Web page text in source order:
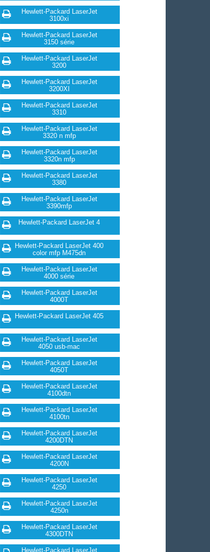
Hewlett-Packard LaserJet
3100xi
Hewlett-Packard LaserJet
3150 série
Hewlett-Packard LaserJet
3200
Hewlett-Packard LaserJet
3200XI
Hewlett-Packard LaserJet
3310
Hewlett-Packard LaserJet
3320 n mfp
Hewlett-Packard LaserJet
3320n mfp
Hewlett-Packard LaserJet
3380
Hewlett-Packard LaserJet
3390mfp
Hewlett-Packard LaserJet 4
Hewlett-Packard LaserJet 400
color mfp M475dn
Hewlett-Packard LaserJet
4000 série
Hewlett-Packard LaserJet
4000T
Hewlett-Packard LaserJet 405
Hewlett-Packard LaserJet
4050 usb-mac
Hewlett-Packard LaserJet
4050T
Hewlett-Packard LaserJet
4100dtn
Hewlett-Packard LaserJet
4100tn
Hewlett-Packard LaserJet
4200DTN
Hewlett-Packard LaserJet
4200N
Hewlett-Packard LaserJet
4250
Hewlett-Packard LaserJet
4250n
Hewlett-Packard LaserJet
4300DTN
Hewlett-Packard LaserJet